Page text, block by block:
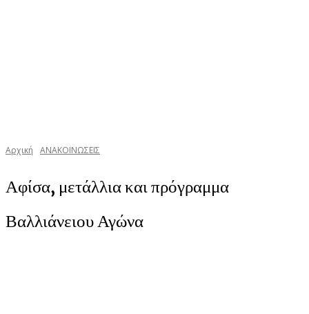
Αρχική ΑΝΑΚΟΙΝΩΣΕΙΣ
Αφίσα, μετάλλια και πρόγραμμα
Βαλλιάνειου Αγώνα